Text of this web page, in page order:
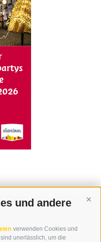
und andere
verwenden Cookies und
unerlässlich, um die